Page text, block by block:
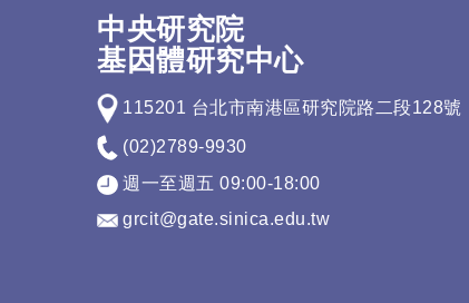
中央研究院
基因體研究中心
115201 台北市南港區研究院路二段128號
(02)2789-9930
週一至週五 09:00-18:00
grcit@gate.sinica.edu.tw